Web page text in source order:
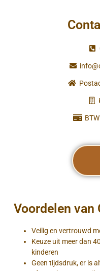
Voordelen van
Veilig en vertrouwd
Keuze uit meer dan
kinderen
Geen tijdsdruk, er is